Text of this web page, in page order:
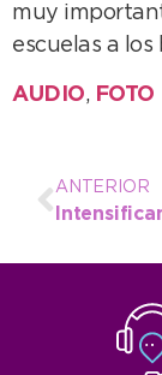
muy
escuelas a los
AUDIO, FOTO
ANTERIOR